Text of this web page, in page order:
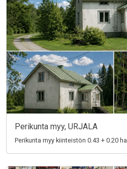
Perikunta myy, URJALA
Perikunta myy kiinteistön 0.43 + 0.20 ha